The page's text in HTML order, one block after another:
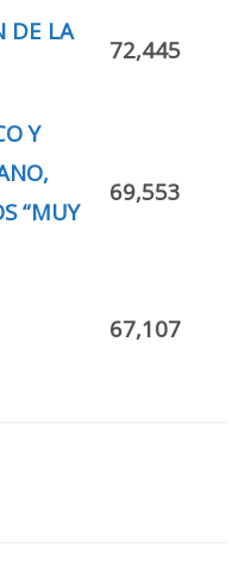
DE LA
72,445
Y
“MUY
69,553
67,107